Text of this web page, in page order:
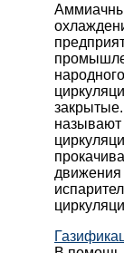
называют